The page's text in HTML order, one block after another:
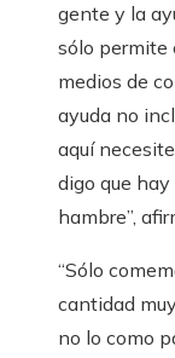
gente y la
sólo permite
medios de
ayuda no
aquí
digo que
hambre”,
“Sólo
cantidad
no lo como